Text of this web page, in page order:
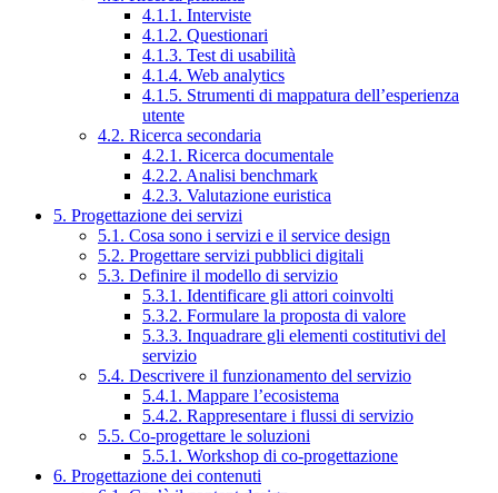
4.1.1. Interviste
4.1.2. Questionari
4.1.3. Test di usabilità
4.1.4. Web analytics
4.1.5. Strumenti di mappatura dell’esperienza
utente
4.2. Ricerca secondaria
4.2.1. Ricerca documentale
4.2.2. Analisi benchmark
4.2.3. Valutazione euristica
5. Progettazione dei servizi
5.1. Cosa sono i servizi e il service design
5.2. Progettare servizi pubblici digitali
5.3. Definire il modello di servizio
5.3.1. Identificare gli attori coinvolti
5.3.2. Formulare la proposta di valore
5.3.3. Inquadrare gli elementi costitutivi del
servizio
5.4. Descrivere il funzionamento del servizio
5.4.1. Mappare l’ecosistema
5.4.2. Rappresentare i flussi di servizio
5.5. Co-progettare le soluzioni
5.5.1. Workshop di co-progettazione
6. Progettazione dei contenuti